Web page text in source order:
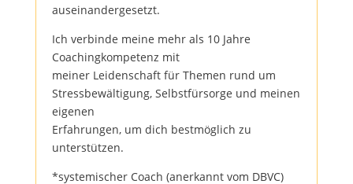
auseinandergesetzt.
Ich verbinde meine mehr als 10 Jahre
Coachingkompetenz mit
meiner Leidenschaft für Themen rund um
Stressbewältigung, Selbstfürsorge und meinen
eigenen
Erfahrungen, um dich bestmöglich zu
unterstützen.
*systemischer Coach (anerkannt vom DBVC)